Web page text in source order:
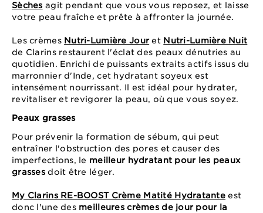
Sèches agit pendant que vous vous reposez, et laisse
votre peau fraîche et prête à affronter la journée.
Les crèmes Nutri-Lumière Jouret Nutri-Lumière Nuit
de Clarins restaurent l'éclat des peaux dénutries au
quotidien. Enrichi de puissants extraits actifs issus du
marronnier d'Inde, cet hydratant soyeux est
intensément nourrissant. Il est idéal pour hydrater,
revitaliser et revigorer la peau, où que vous soyez.
Peaux grasses
Pour prévenir la formation de sébum, qui peut
entraîner l'obstruction des pores et causer des
imperfections, le meilleur hydratant pour les peaux
grassesdoit être léger.
My Clarins RE-BOOST Crème Matité Hydratante est
donc l'une des meilleures crèmes de jour pour la